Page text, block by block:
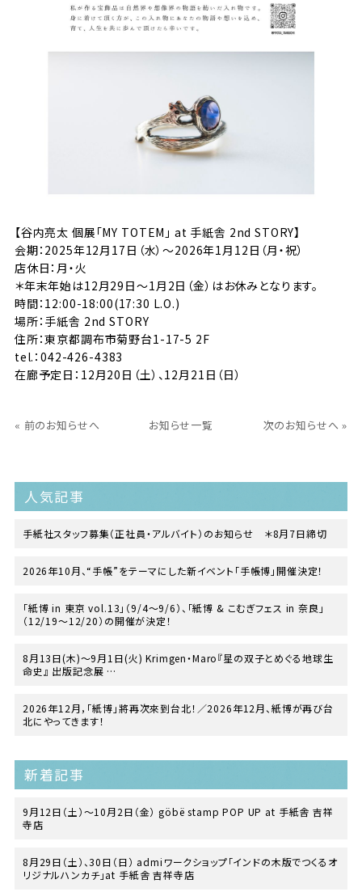
【谷内亮太 個展「MY TOTEM」 at 手紙舎 2nd STORY】
会期：2025年12月17日（水）〜2026年1月12日（月・祝）
店休日：月・火
＊年末年始は12月29日～1月2日（金）はお休みとなります。
時間：12:00-18:00(17:30 L.O.)
場所：手紙舎 2nd STORY
住所：東京都調布市菊野台1-17-5 2F
tel.：042-426-4383
在廊予定日：12月20日（土）、12月21日（日）
« 前のお知らせへ お知らせ一覧 次のお知らせへ »
人気記事
手紙社スタッフ募集（正社員・アルバイト）のお知らせ ＊8月7日締切
2026年10月、“手帳”をテーマにした新イベント「手帳博」開催決定！
「紙博 in 東京 vol.13」（9/4〜9/6）、「紙博 & こむぎフェス in 奈良」
（12/19〜12/20）の開催が決定！
8月13日(木)〜9月1日(火) Krimgen・Maro『星の双子とめぐる地球生
命史』 出版記念展
2026年12月，「紙博」將再次來到台北！／2026年12月、紙博が再び台
北にやってきます！
新着記事
9月12日（土）〜10月2日（金） göbë stamp POP UP at 手紙舎 吉祥
寺店
8月29日（土）、30日（日） admiワークショップ「インドの木版でつくるオ
リジナルハンカチ」at 手紙舎 吉祥寺店